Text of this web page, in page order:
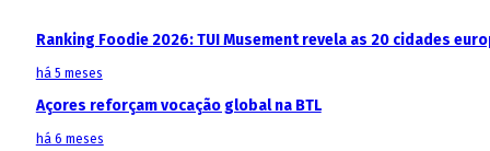
Ranking Foodie 2026: TUI Musement revela as 20 cidades
há 5 meses
Açores reforçam vocação global na BTL
há 6 meses